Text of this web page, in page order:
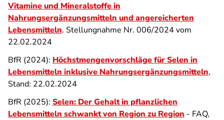
Vitamine und Mineralstoffe in
Nahrungsergänzungsmitteln und angereicherten
Lebensmitteln. Stellungnahme Nr. 006/2024 vom
22.02.2024
BfR (2024): Höchstmengenvorschläge für Selen in
Lebensmitteln inklusive Nahrungsergänzungsmitteln,
Stand: 22.02.2024
BfR (2025): Selen: Der Gehalt in pflanzlichen
Lebensmitteln schwankt von Region zu Region - FAQ,